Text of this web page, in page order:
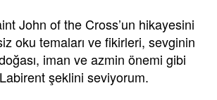
John of the Cross’un hikayesini
oku temaları ve fikirleri, sevginin
iman ve azmin önemi gibi
şeklini seviyorum.